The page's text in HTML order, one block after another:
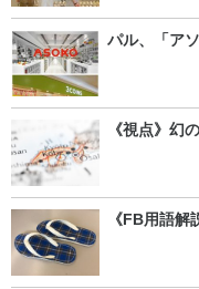
パル、「ア
《視点》幻
《FB用語